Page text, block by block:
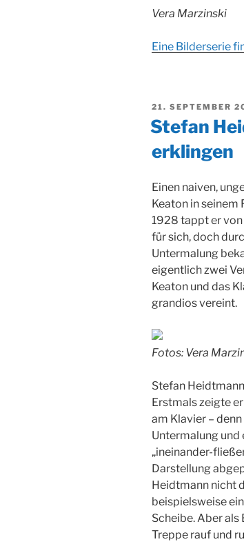
Vera Marzinski
Eine Bilderserie
VERÖFFENTLICHT
AM
21. SEPTEMBER
Stefan
erklingen
Einen naiven,
Keaton in seinem
1928 tappt er
für sich, doch
Untermalung
eigentlich zwei
Keaton und das
grandios vereint.
Fotos: Vera
Stefan
Erstmals zeigte
am Klavier –
Untermalung und
„ineinander-
Darstellung
Heidtmann nicht
beispielsweise
Scheibe. Aber
Treppe rauf und